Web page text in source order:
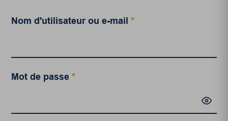
Nom d'utilisateur ou e-mail*
Mot de passe*